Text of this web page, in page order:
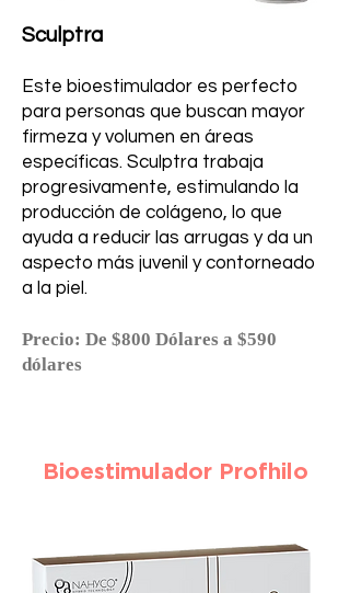
Sculptra
Este bioestimulador es perfecto
para personas que buscan mayor
firmeza y volumen en áreas
específicas. Sculptra trabaja
progresivamente, estimulando la
producción de colágeno, lo que
ayuda a reducir las arrugas y da un
aspecto más juvenil y contorneado
a la piel.
Precio: De $800 Dólares a $590
dólares
Bioestimulador Profhilo